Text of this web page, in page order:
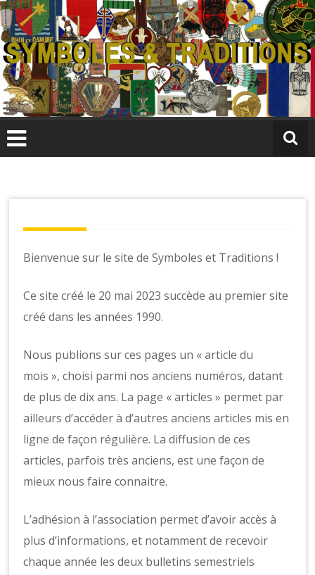
Skip
to
content
S
y
ol
s
T
r
a
ti
o
s
Bienvenue sur le site de Symboles et Traditions !
Ce site créé le 20 mai 2023 succède au premier site
créé dans les années 1990.
Nous publions sur ces pages un « article du
mois », choisi parmi nos anciens numéros, datant
de plus de dix ans. La page « articles » permet par
ailleurs d’accéder à d’autres anciens articles mis en
ligne de façon régulière. La diffusion de ces
articles, parfois très anciens, est une façon de
mieux nous faire connaitre.
L’adhésion à l’association permet d’avoir accès à
plus d’informations, et notamment de recevoir
chaque année les deux bulletins semestriels